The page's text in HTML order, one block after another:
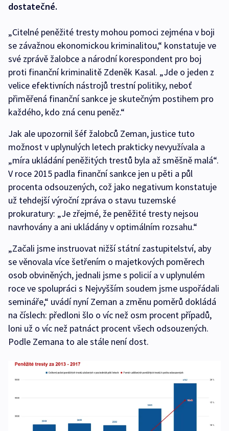
dostatečné.
„Citelné peněžité tresty mohou pomoci zejména v boji
se závažnou ekonomickou kriminalitou,“ konstatuje ve
své zprávě žalobce a národní korespondent pro boj
proti finanční kriminalitě Zdeněk Kasal. „Jde o jeden z
velice efektivních nástrojů trestní politiky, neboť
přiměřená finanční sankce je skutečným postihem pro
každého, kdo zná cenu peněz.“
Jak ale upozornil šéf žalobců Zeman, justice tuto
možnost v uplynulých letech prakticky nevyužívala a
„míra ukládání peněžitých trestů byla až směšně malá“.
V roce 2015 padla finanční sankce jen u pěti a půl
procenta odsouzených, což jako negativum konstatuje
už tehdejší výroční zpráva o stavu tuzemské
prokuratury: „Je zřejmé, že peněžité tresty nejsou
navrhovány a ani ukládány v optimálním rozsahu.“
„Začali jsme instruovat nižší státní zastupitelství, aby
se věnovala více šetřením o majetkových poměrech
osob obviněných, jednali jsme s policií a v uplynulém
roce ve spolupráci s Nejvyšším soudem jsme uspořádali
semináře,“ uvádí nyní Zeman a změnu poměrů dokládá
na číslech: předloni šlo o víc než osm procent případů,
loni už o víc než patnáct procent všech odsouzených.
Podle Zemana to ale stále není dost.